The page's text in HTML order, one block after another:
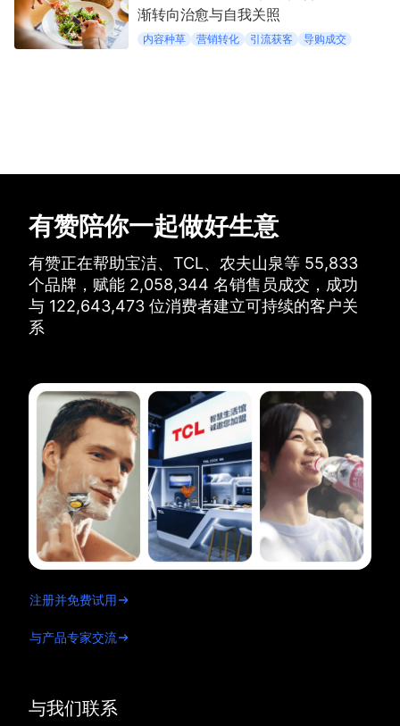
渐转向治愈与自我关照
内容种草 营销转化 引流获客 导购成交
有赞陪你一起做好生意
有赞正在帮助宝洁、TCL、农夫山泉等 55,833
个品牌， 赋能 2,058,344 名销售员成交， 成功
与 122,643,473 位消费者建立可持续的客户关
系
与我们联系
注册并免费试用
与产品专家交流